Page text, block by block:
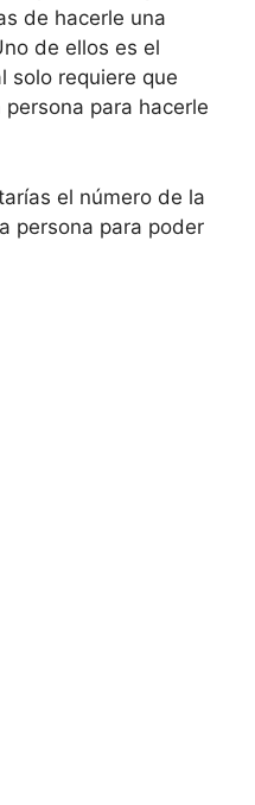
de hacerle una
de ellos es el
solo requiere que
para hacerle
el número de la
persona para poder